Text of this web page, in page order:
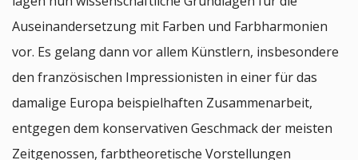
Auseinandersetzung mit Farben und Farbharmonien
vor. Es gelang dann vor allem Künstlern, insbesondere
den französischen Impressionisten in einer für das
damalige Europa beispielhaften Zusammenarbeit,
entgegen dem konservativen Geschmack der meisten
Zeitgenossen, farbtheoretische Vorstellungen